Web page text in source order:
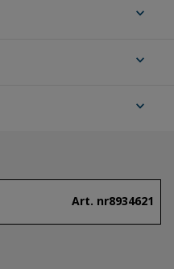
expand_more
expand_more
expand_more
Art. nr8934621